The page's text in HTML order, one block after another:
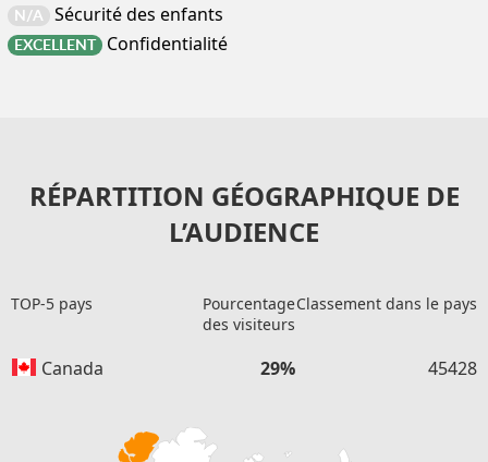
N/A Sécurité des enfants
EXCELLENT Confidentialité
RÉPARTITION GÉOGRAPHIQUE DE
L’AUDIENCE
TOP-5 pays
Pourcentage
des visiteurs
Classement dans le pays
Canada 29% 45428